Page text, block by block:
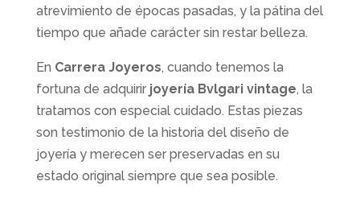
atrevimiento de épocas pasadas, y la pátina del
tiempo que añade carácter sin restar belleza.
En Carrera Joyeros, cuando tenemos la
fortuna de adquirir joyería Bvlgari vintage, la
tratamos con especial cuidado. Estas piezas
son testimonio de la historia del diseño de
joyería y merecen ser preservadas en su
estado original siempre que sea posible.